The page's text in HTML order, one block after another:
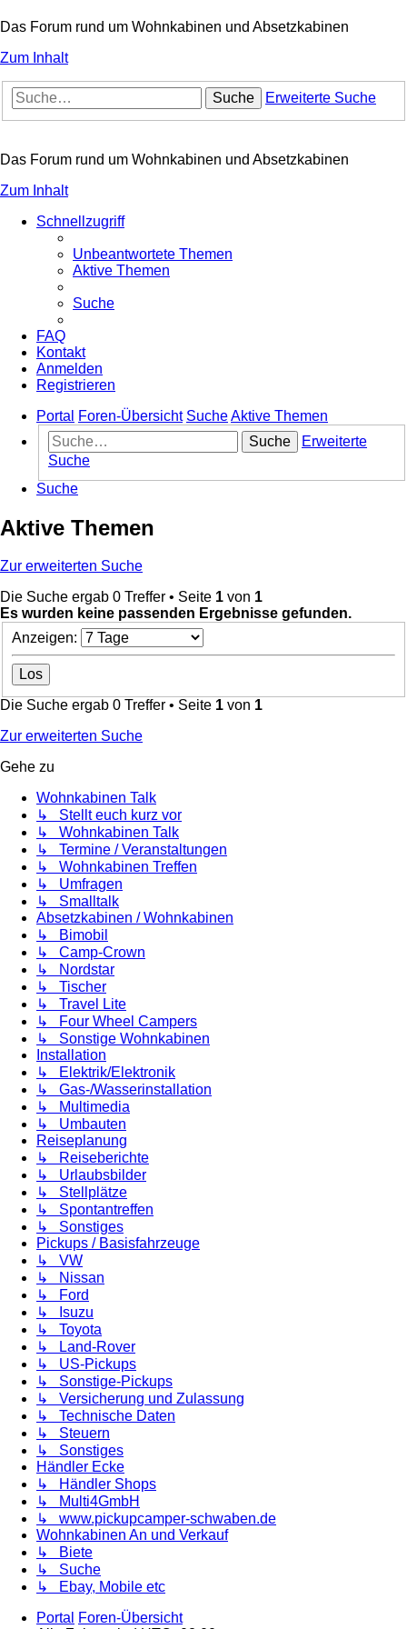
Das Forum rund um Wohnkabinen und Absetzkabinen
Zum Inhalt
Suche Erweiterte Suche
Das Forum rund um Wohnkabinen und Absetzkabinen
Zum Inhalt
Schnellzugriff
Unbeantwortete Themen
Aktive Themen
Suche
FAQ
Kontakt
Anmelden
Registrieren
Portal
Foren-Übersicht SucheAktive Themen
Suche
Erweiterte
Suche
Suche
Aktive Themen
Zur erweiterten Suche
Die Suche ergab 0 Treffer • Seite 1 von 1
Es wurden keine passenden Ergebnisse gefunden.
Anzeigen:
Die Suche ergab 0 Treffer • Seite 1 von 1
Zur erweiterten Suche
Gehe zu
Wohnkabinen Talk
↳ Stellt euch kurz vor
↳ Wohnkabinen Talk
↳ Termine / Veranstaltungen
↳ Wohnkabinen Treffen
↳ Umfragen
↳ Smalltalk
Absetzkabinen / Wohnkabinen
↳ Bimobil
↳ Camp-Crown
↳ Nordstar
↳ Tischer
↳ Travel Lite
↳ Four Wheel Campers
↳ Sonstige Wohnkabinen
Installation
↳ Elektrik/Elektronik
↳ Gas-/Wasserinstallation
↳ Multimedia
↳ Umbauten
Reiseplanung
↳ Reiseberichte
↳ Urlaubsbilder
↳ Stellplätze
↳ Spontantreffen
↳ Sonstiges
Pickups / Basisfahrzeuge
↳ VW
↳ Nissan
↳ Ford
↳ Isuzu
↳ Toyota
↳ Land-Rover
↳ US-Pickups
↳ Sonstige-Pickups
↳ Versicherung und Zulassung
↳ Technische Daten
↳ Steuern
↳ Sonstiges
Händler Ecke
↳ Händler Shops
↳ Multi4GmbH
↳ www.pickupcamper-schwaben.de
Wohnkabinen An und Verkauf
↳ Biete
↳ Suche
↳ Ebay, Mobile etc
Portal
Foren-Übersicht